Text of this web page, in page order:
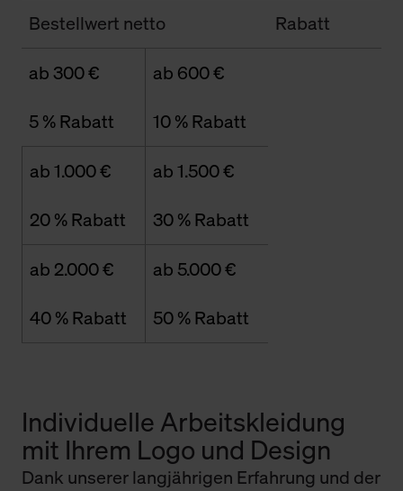
Bestellwert netto Rabatt
ab 300 €
5 % Rabatt
ab 600 €
10 % Rabatt
ab 1.000 €
20 % Rabatt
ab 1.500 €
30 % Rabatt
ab 2.000 €
40 % Rabatt
ab 5.000 €
50 % Rabatt
Individuelle Arbeitskleidung
mit Ihrem Logo und Design
Dank unserer langjährigen Erfahrung und der